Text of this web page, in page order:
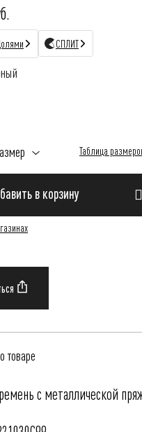
СПЛИТ
Таблица
в корзину
товаре
с металлической